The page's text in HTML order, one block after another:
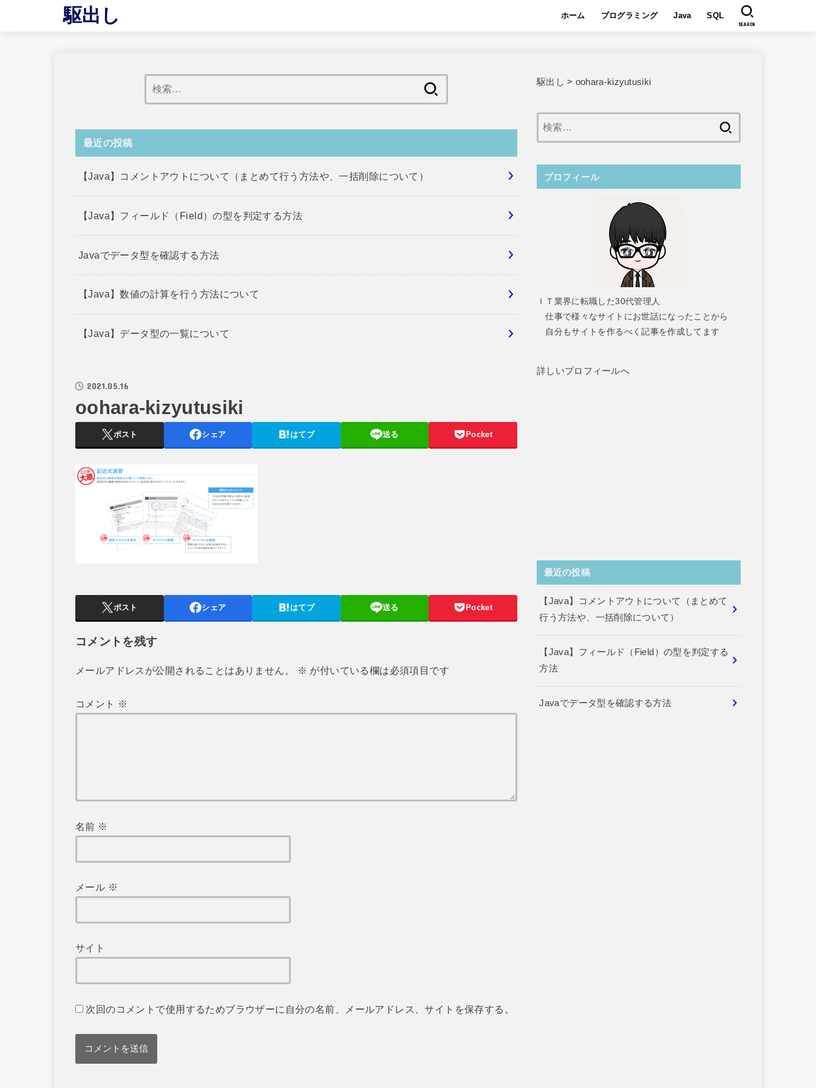
駆出し ホーム プログラミング Java SQL
SEARCH
索:
最近の投稿
【Java】コメントアウトについて（まとめて行う方法や、一括削除について）
【Java】フィールド（Field）の型を判定する方法
Javaでデータ型を確認する方法
【Java】数値の計算を行う方法について
【Java】データ型の一覧について
2021.05.16
oohara-kizyutusiki
ポスト シェア はてブ 送る Pocket
ポスト シェア はてブ 送る Pocket
コメントを残す
メールアドレスが公開されることはありません。 ※ が付いている欄は必須項目です
コメント ※
名前 ※
メール ※
サイト
次回のコメントで使用するためブラウザーに自分の名前、メールアドレス、サイトを保存する。
駆出し > oohara-kizyutusiki
プロフィール
ＩＴ業界に転職した30代管理人
仕事で様々なサイトにお世話になったことから
自分もサイトを作るべく記事を作成してます
詳しいプロフィールへ
最近の投稿
【Java】コメントアウトについて（まとめて
行う方法や、一括削除について）
【Java】フィールド（Field）の型を判定する
方法
Javaでデータ型を確認する方法